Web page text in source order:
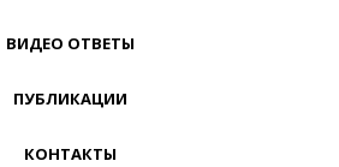
ВИДЕО ОТВЕТЫ
ПУБЛИКАЦИИ
КОНТАКТЫ